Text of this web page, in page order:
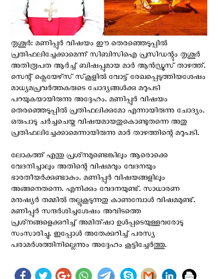
തൃശൂർ: മണിപ്പുർ വിഷയം ഈ തെരഞ്ഞെടുപ്പിൽ
പ്രതിഫലിച്ചേക്കാമെന്ന് സിബിസിഐ പ്രസിഡന്റും തൃശൂർ
അതിരൂപത ആർച്ച് ബിഷപ്പുമായ മാർ ആൻഡ്രൂസ് താഴത്ത്.
സെന്റ് ക്ലെയേഴ്‌സ്‌ സ്‌കൂളിൽ വോട്ട് രേഖപ്പെടുത്തിയശേഷം
മാധ്യമപ്രവർത്തകരുടെ ചോദ്യങ്ങൾക്കു മറുപടി
പറയുകയായിരുന്നു അദ്ദേഹം. മണിപ്പുർ വിഷയം
തെരഞ്ഞെടുപ്പിൽ പ്രതിഫലിക്കുമോ എന്നായിരുന്നു ചോദ്യം.
ഒരുപാടു ചർച്ചചെയ്ത വിഷയമായതുകൊണ്ടുതന്നെ അതു
പ്രതിഫലിച്ചേക്കാമെന്നായിരുന്നു മാർ താഴത്തിന്റെ മറുപടി.
ലോകത്ത് എന്തു പ്രശ്‌നമുണ്ടെങ്കിലും ആരൊക്കെ
വേദനിച്ചാലും അതിന്റെ വിഷമവും വേദനയും
ഭാരതീയർക്കുണ്ടാകും. മണിപ്പുർ വിഷയങ്ങളിലും
അങ്ങനെതന്നെ. എനിക്കും വേദനയുണ്ട്. സാധാരണ
മനുഷ്യർ തമ്മിൽ തല്ലുകൂടുന്നതു കാണുമ്പോൾ വിഷമമുണ്ട്.
മണിപ്പുർ സന്ദർശിച്ചശേഷം അവിടത്തെ
പ്രശ്‌നങ്ങളെക്കുറിച്ച് അമിത്ഷാ ഉൾപ്പടെയുള്ളവരോടു
സംസാരിച്ചു. ഇപ്പോൾ അതേക്കുറിച്ച് പരസ്യ
പരാമർശത്തിനില്ലെന്നും അദ്ദേഹം കൂട്ടിച്ചേർത്തു.